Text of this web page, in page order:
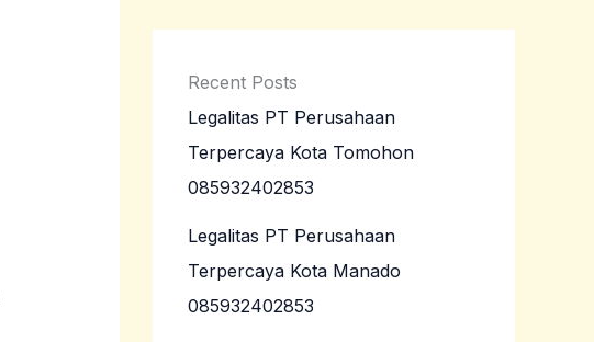
Recent Posts
Legalitas PT Perusahaan
Terpercaya Kota Tomohon
085932402853
Legalitas PT Perusahaan
Terpercaya Kota Manado
085932402853